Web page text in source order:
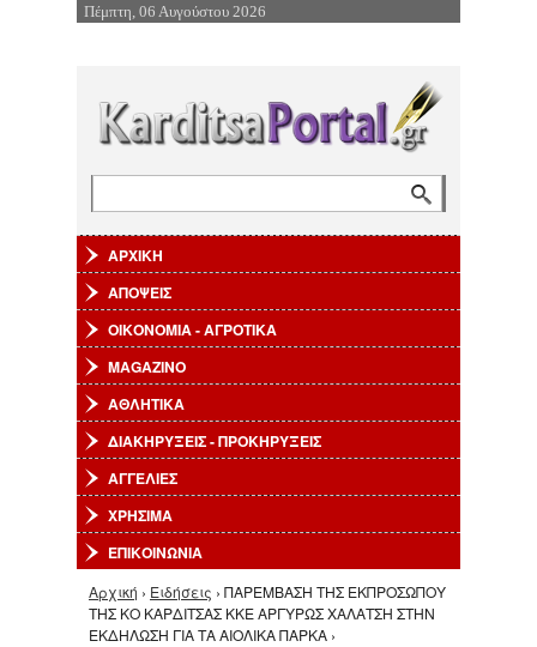
Επιστροφή στην Πλοήγηση
Πέμπτη, 06 Αυγούστου 2026
ΑΡΧΙΚΗ
ΑΠΟΨΕΙΣ
ΟΙΚΟΝΟΜΙΑ - ΑΓΡΟΤΙΚΑ
MAGAZINO
ΑΘΛΗΤΙΚΑ
ΔΙΑΚΗΡΥΞΕΙΣ - ΠΡΟΚΗΡΥΞΕΙΣ
ΑΓΓΕΛΙΕΣ
ΧΡΗΣΙΜΑ
ΕΠΙΚΟΙΝΩΝΙΑ
Είστε εδώ
Αρχική › Ειδήσεις › ΠΑΡΕΜΒΑΣΗ ΤΗΣ ΕΚΠΡΟΣΩΠΟΥ
ΤΗΣ ΚΟ ΚΑΡΔΙΤΣΑΣ ΚΚΕ ΑΡΓΥΡΩΣ ΧΑΛΑΤΣΗ ΣΤΗΝ
ΕΚΔΗΛΩΣΗ ΓΙΑ ΤΑ ΑΙΟΛΙΚΑ ΠΑΡΚΑ ›